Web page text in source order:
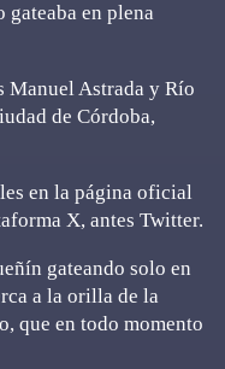
en plena
Manuel Astrada y Río
de Córdoba,
en la página oficial
X, antes Twitter.
gateando solo en
a la orilla de la
que en todo momento